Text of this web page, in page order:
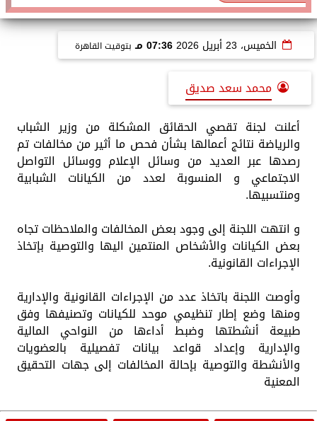
الخميس، 23 أبريل 2026 07:36 مـ بتوقيت القاهرة
محمد سعد صديق
أعلنت لجنة تقصي الحقائق المشكلة من وزير الشباب
والرياضة نتائج أعمالها بشأن فحص ما أثير من مخالفات تم
رصدها عبر العديد من وسائل الإعلام ووسائل التواصل
الاجتماعي و المنسوبة لعدد من الكيانات الشبابية
ومنتسبيها.
و انتهت اللجنة إلى وجود بعض المخالفات والملاحظات تجاه
بعض الكيانات والأشخاص المنتمين اليها والتوصية بإتخاذ
الإجراءات القانونية.
وأوصت اللجنة باتخاذ عدد من الإجراءات القانونية والإدارية
ومنها وضع إطار تنظيمي موحد للكيانات وتصنيفها وفق
طبيعة أنشطتها وضبط أداءها من النواحي المالية
والإدارية وإعداد قواعد بيانات تفصيلية بالعضويات
والأنشطة والتوصية بإحالة المخالفات إلى جهات التحقيق
المعنية